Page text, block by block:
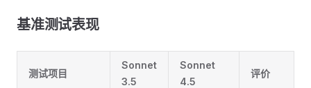
基准测试表现
测试项目
Sonnet
3.5
Sonnet
4.5
评价